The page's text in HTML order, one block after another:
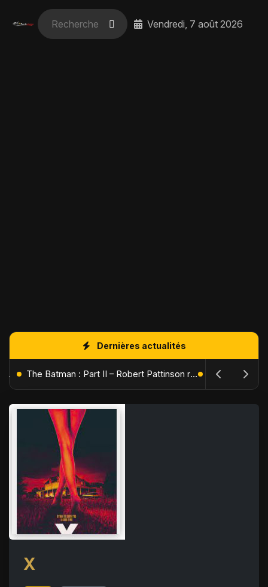
Vendredi, 7 août 2026
Dernières actualités
L'Âge de Glace : Le Réveil du Volcan – Manny, Sid et Diego de retour pour une aventure explosive The Batman : Part II – Robert Pattinson replonge dans les ténèbres de Gotham dès octobre 2027
X